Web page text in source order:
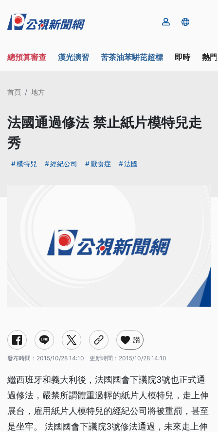
總預算審查 漢光演習 苦茶油苯駢芘超標 即時 熱
首頁 地方
法國通過修法 禁止紙片模特兒走
秀
模特兒 經紀公司 厭食症 法國
讚
發布時間： 2015/10/28 14:10 更新時間： 2015/10/28 14:10
繼西班牙和義大利後，法國國會下議院3號也正式通
過修法，嚴禁所謂體重過輕的紙片人模特兒，走上伸
展台，雇用紙片人模特兒的經紀公司將被重罰，甚至
是坐牢。 法國國會下議院3號修法通過，未來走上伸